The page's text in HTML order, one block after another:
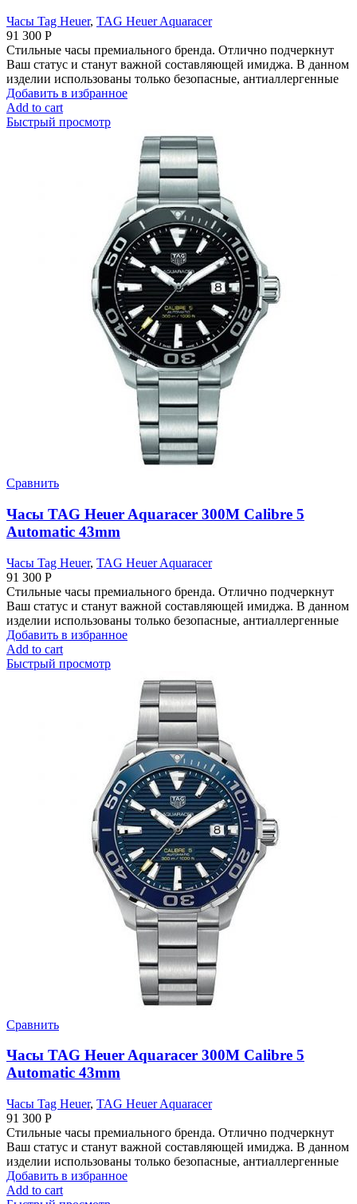
Часы Tag Heuer, TAG Heuer Aquaracer
91 300 Р
Стильные часы премиального бренда. Отлично подчеркнут
Ваш статус и станут важной составляющей имиджа. В данном
изделии использованы только безопасные, антиаллергенные
Добавить в избранное
Add to cart
Быстрый просмотр
Сравнить
Часы TAG Heuer Aquaracer 300M Calibre 5
Automatic 43mm
Часы Tag Heuer, TAG Heuer Aquaracer
91 300 Р
Стильные часы премиального бренда. Отлично подчеркнут
Ваш статус и станут важной составляющей имиджа. В данном
изделии использованы только безопасные, антиаллергенные
Добавить в избранное
Add to cart
Быстрый просмотр
Сравнить
Часы TAG Heuer Aquaracer 300M Calibre 5
Automatic 43mm
Часы Tag Heuer, TAG Heuer Aquaracer
91 300 Р
Стильные часы премиального бренда. Отлично подчеркнут
Ваш статус и станут важной составляющей имиджа. В данном
изделии использованы только безопасные, антиаллергенные
Добавить в избранное
Add to cart